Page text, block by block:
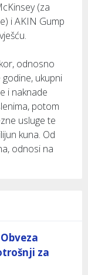
(za
i AKIN Gump
odnosno
ukupni
i naknade
potom
usluge te
kuna. Od
odnosi na
za